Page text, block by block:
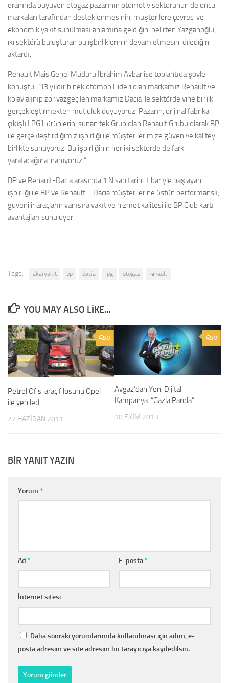
oranında büyüyen otogaz pazarının otomotiv sektörünün de öncü
markaları tarafından desteklenmesinin, müşterilere çevreci ve
ekonomik yakıt sunulması anlamına geldiğini belirten Yazganoğlu,
iki sektörü buluşturan bu işbirliklerinin devam etmesini dilediğini
aktardı.
Renault Mais Genel Müdürü İbrahim Aybar ise toplantıda şöyle
konuştu: “13 yıldır binek otomobil lideri olan markamız Renault ve
kolay alınıp zor vazgeçilen markamız Dacia ile sektörde yine bir ilki
gerçekleştirmekten mutluluk duyuyoruz. Pazarın, orijinal fabrika
çıkışlı LPG’li ürünlerini sunan tek Grup olan Renault Grubu olarak BP
ile gerçekleştirdiğimiz işbirliği ile müşterilerimize güven ve kaliteyi
birlikte sunuyoruz. Bu işbirliğinin her iki sektörde de fark
yaratacağına inanıyoruz.”
BP ve Renault-Dacia arasında 1 Nisan tarihi itibariyle başlayan
işbirliği ile BP ve Renault – Dacia müşterilerine üstün performanslı,
güvenilir araçların yanısıra yakıt ve hizmet kalitesi ile BP Club kartı
avantajları sunuluyor.
Tags: akaryakıt bp dacia lpg otogaz renault
YOU MAY ALSO LIKE...
0
Petrol Ofisi araç filosunu Opel
ile yeniledi
27 HAZIRAN 2011
0
Aygaz’dan Yeni Dijital
Kampanya: “Gazla Parola”
10 EKIM 2013
BIR YANIT YAZIN
Yorum *
Ad * E-posta*
İnternet sitesi
Daha sonraki yorumlarımda kullanılması için adım, e-
posta adresim ve site adresim bu tarayıcıya kaydedilsin.